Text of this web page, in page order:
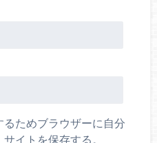
ためブラウザーに自分
イトを保存する。